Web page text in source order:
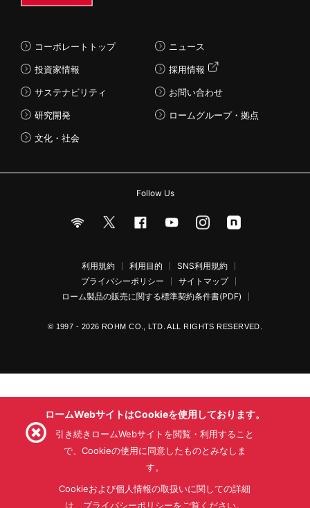
コーポレートトップ
投資家情報
サステナビリティ
研究開発
文化・社会
ニュース
採用情報
お問い合わせ
ロームグループ・拠点
Follow Us
利用規約 利用目的
SNS利用規約
プライバシーポリシー
サイトマップ
ローム製品の販売に関する標準契約条件書(PDF)
© 1997 - 2026 ROHM CO., LTD. ALL RIGHTS RESERVED.
ロームWebサイトはCookieを使用しております。
引き続きロームWebサイトを閲覧・利用すること
で、Cookieの使用に同意したものとみなしま
す。
Cookieおよび個人情報の取扱いに関しての詳細
は、プライバシーポリシーをご覧ください。